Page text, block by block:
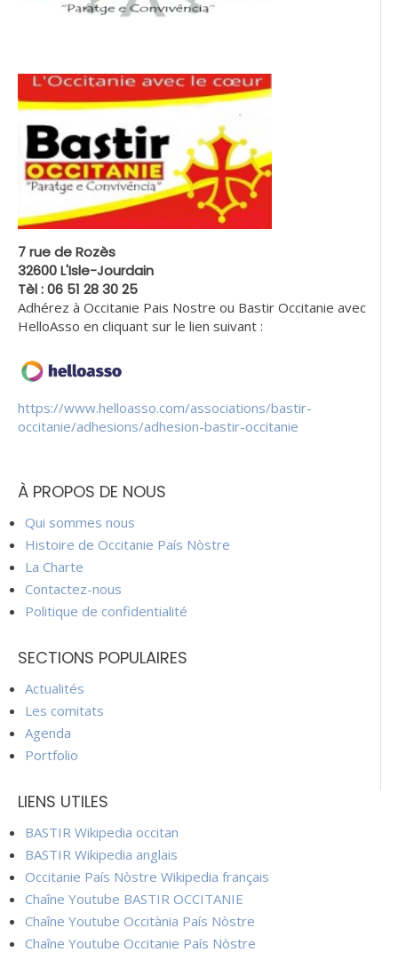
7 rue de Rozès
32600 L'Isle-Jourdain
Tèl : 06 51 28 30 25
Adhérez à Occitanie Pais Nostre ou Bastir Occitanie avec
HelloAsso en cliquant sur le lien suivant :
https://www.helloasso.com/associations/bastir-
occitanie/adhesions/adhesion-bastir-occitanie
À PROPOS DE NOUS
Qui sommes nous
Histoire de Occitanie País Nòstre
La Charte
Contactez-nous
Politique de confidentialité
SECTIONS POPULAIRES
Actualités
Les comitats
Agenda
Portfolio
LIENS UTILES
BASTIR Wikipedia occitan
BASTIR Wikipedia anglais
Occitanie País Nòstre Wikipedia français
Chaîne Youtube BASTIR OCCITANIE
Chaîne Youtube Occitània País Nòstre
Chaîne Youtube Occitanie País Nòstre